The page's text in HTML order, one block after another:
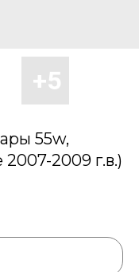
55w,
2009 г.в.)